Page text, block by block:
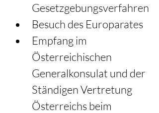
Gesetzgebungsverfahren
Besuch des Europarates
Empfang im
Österreichischen
Generalkonsulat und der
Ständigen Vertretung
Österreichs beim